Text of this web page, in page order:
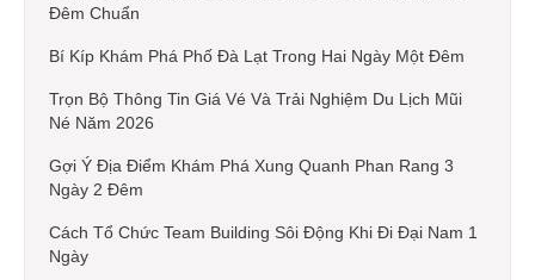
Đêm Chuẩn
Bí Kíp Khám Phá Phố Đà Lạt Trong Hai Ngày Một Đêm
Trọn Bộ Thông Tin Giá Vé Và Trải Nghiệm Du Lịch Mũi
Né Năm 2026
Gợi Ý Địa Điểm Khám Phá Xung Quanh Phan Rang 3
Ngày 2 Đêm
Cách Tổ Chức Team Building Sôi Động Khi Đi Đại Nam 1
Ngày